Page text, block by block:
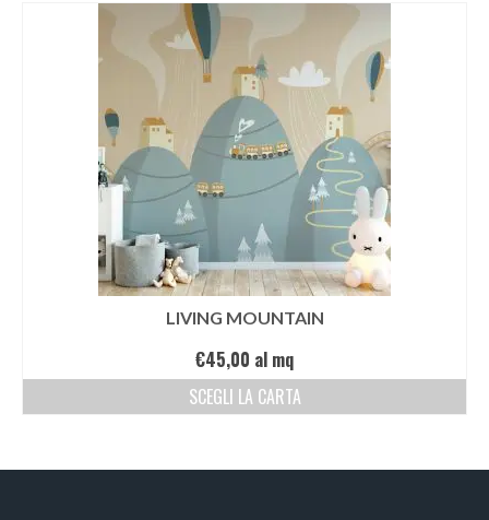
LIVING MOUNTAIN
€45,00 al mq
SCEGLI LA CARTA